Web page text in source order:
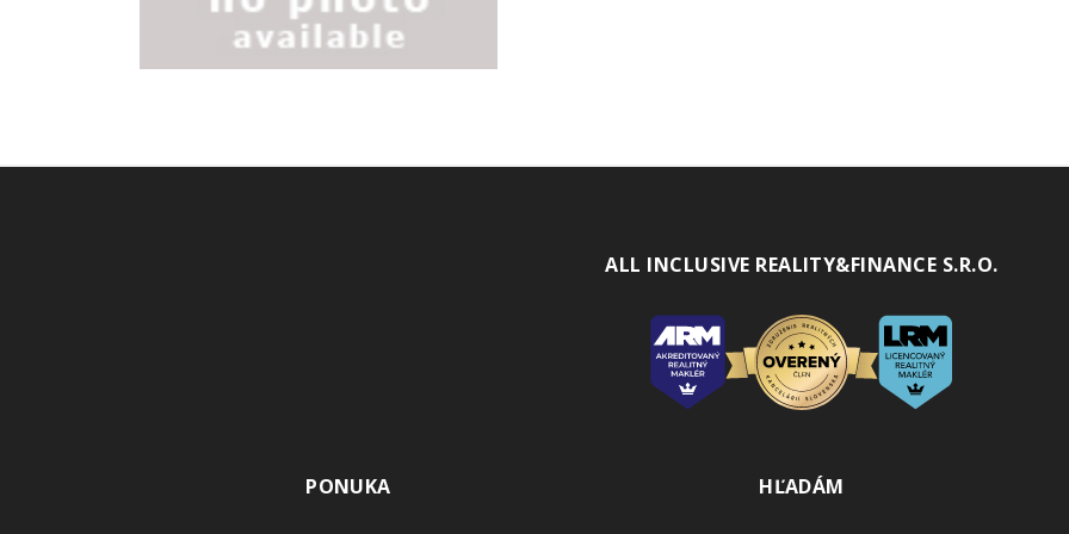
ALL INCLUSIVE REALITY&FINANCE S.R.O.
PONUKA HĽADÁM